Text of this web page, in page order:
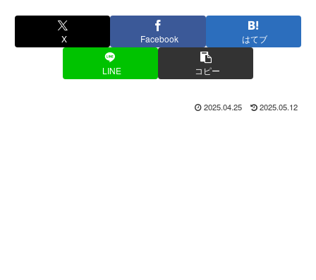
X Facebook はてブ
LINE コピー
2025.04.25 2025.05.12